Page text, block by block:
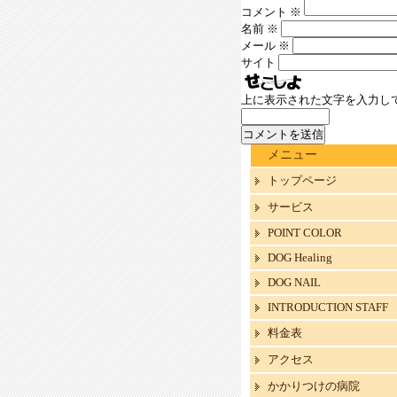
コメント ※
名前 ※
メール ※
サイト
上に表示された文字を入力し
メニュー
トップページ
サービス
POINT COLOR
DOG Healing
DOG NAIL
INTRODUCTION STAFF
料金表
アクセス
かかりつけの病院